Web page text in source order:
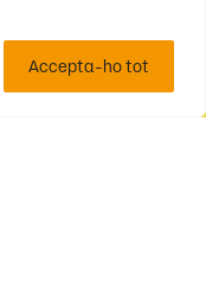
Accepta-ho tot